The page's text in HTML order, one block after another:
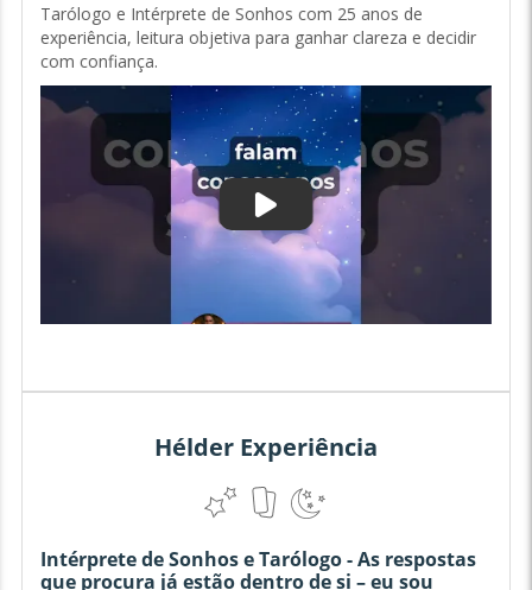
Tarólogo e Intérprete de Sonhos com 25 anos de
experiência, leitura objetiva para ganhar clareza e decidir
com confiança.
Hélder Experiência
Intérprete de Sonhos e Tarólogo - As respostas
que procura já estão dentro de si – eu sou